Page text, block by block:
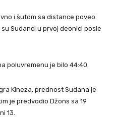
i šutom sa distance poveo
Sudanci u prvoj deonici posle
poluvremenu je bilo 44:40.
Kineza, prednost Sudana je
je predvodio Džons sa 19
13.